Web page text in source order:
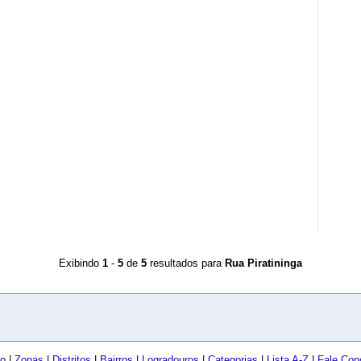
Exibindo 1 - 5 de 5 resultados para Rua Piratininga